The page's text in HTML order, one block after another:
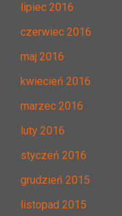
lipiec 2016
czerwiec 2016
maj 2016
kwiecień 2016
marzec 2016
luty 2016
styczeń 2016
grudzień 2015
listopad 2015